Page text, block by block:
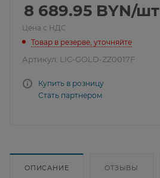
8 689.95 BYN/шт
Цена с НДС
Товар в резерве, уточняйте
Артикул: LIC-GOLD-ZZ0017F
Купить в розницу
Стать партнером
ОПИСАНИЕ ОТЗЫВЫ